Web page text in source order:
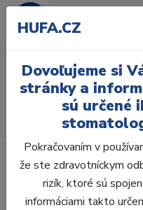
D35, D3
Zuby
AcryRock
AcryRock 1x28 S39-
HUFA.CZ
Dovoľujeme si
stránky a
sú určené
Pokračovaním v
že ste zdravotníckym
rizík, ktoré sú
informáciami takto